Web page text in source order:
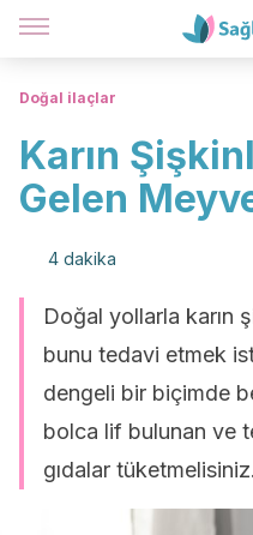
Doğal ilaçlar
Karın
Gelen
4 dakika
Doğal yollarla karın
bunu tedavi etmek
dengeli bir biçimde
bolca lif bulunan ve
gıdalar tüketmelisiniz.